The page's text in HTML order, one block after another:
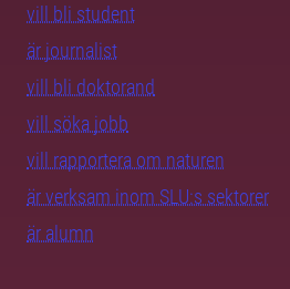
vill bli student
är journalist
vill bli doktorand
vill söka jobb
vill rapportera om naturen
är verksam inom SLU:s sektorer
är alumn